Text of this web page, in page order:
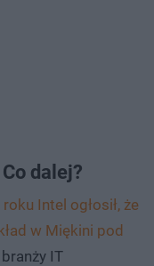
dalej?
Intel ogłosił, że
w Miękini pod
IT